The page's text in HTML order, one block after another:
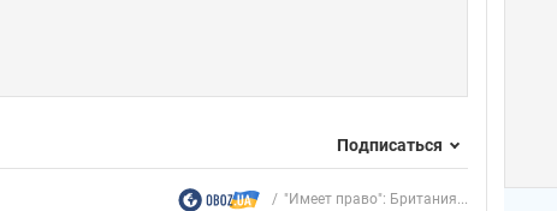
Подписаться
"Имеет право": Британия...